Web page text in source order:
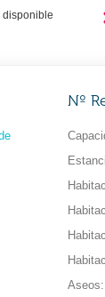
disponible
Nº
Aseos